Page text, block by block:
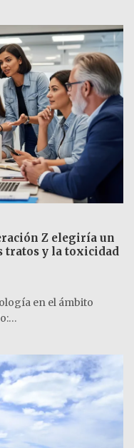
Z elegiría un
tratos y la toxicidad
en el ámbito